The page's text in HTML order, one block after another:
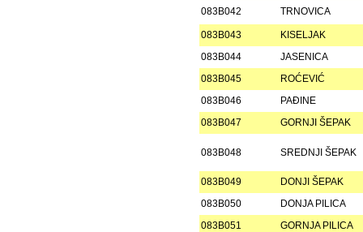
083B042 TRNOVICA
083B043
KISELJAK
083B044
JASENICA
083B045
ROĆEVIĆ
083B046
PAÐINE
083B047
GORNJI ŠEPAK
083B048 SREDNJI ŠEPAK
083B049
DONJI ŠEPAK
083B050
DONJA PILICA
083B051
GORNJA PILICA